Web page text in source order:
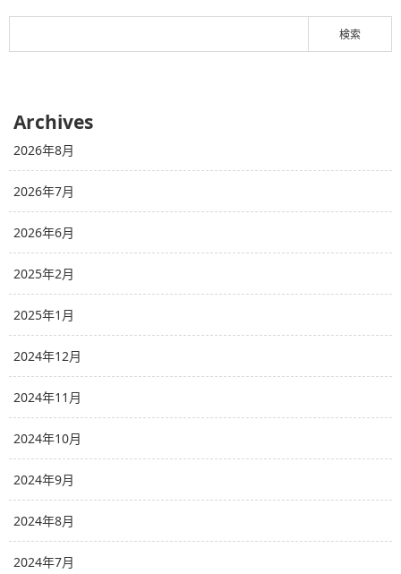
Archives
2026年8月
2026年7月
2026年6月
2025年2月
2025年1月
2024年12月
2024年11月
2024年10月
2024年9月
2024年8月
2024年7月